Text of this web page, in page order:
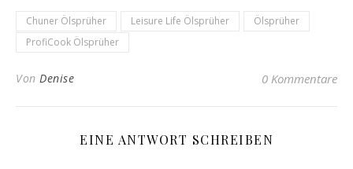
Chuner Ölsprüher Leisure Life Ölsprüher
Ölsprüher
ProfiCook Ölsprüher
Von Denise 0 Kommentare
EINE ANTWORT SCHREIBEN